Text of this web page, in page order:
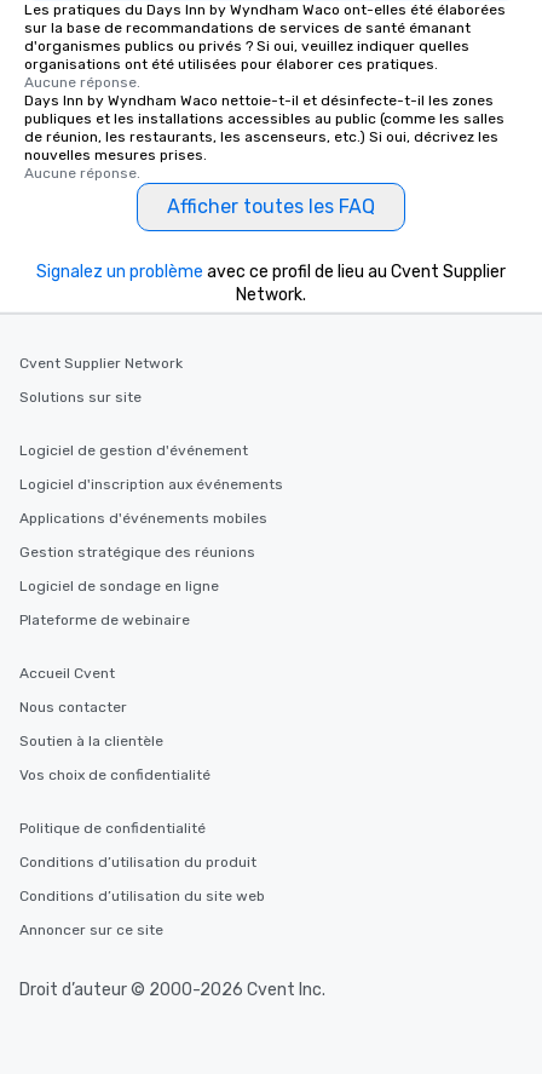
Les pratiques du Days Inn by Wyndham Waco ont-elles été élaborées
sur la base de recommandations de services de santé émanant
d'organismes publics ou privés ? Si oui, veuillez indiquer quelles
organisations ont été utilisées pour élaborer ces pratiques.
Aucune réponse.
Days Inn by Wyndham Waco nettoie-t-il et désinfecte-t-il les zones
publiques et les installations accessibles au public (comme les salles
de réunion, les restaurants, les ascenseurs, etc.) Si oui, décrivez les
nouvelles mesures prises.
Aucune réponse.
Afficher toutes les FAQ
Signalez un problème avec ce profil de lieu au Cvent Supplier
Network.
Cvent Supplier Network
Solutions sur site
Logiciel de gestion d'événement
Logiciel d'inscription aux événements
Applications d'événements mobiles
Gestion stratégique des réunions
Logiciel de sondage en ligne
Plateforme de webinaire
Accueil Cvent
Nous contacter
Soutien à la clientèle
Vos choix de confidentialité
Politique de confidentialité
Conditions d’utilisation du produit
Conditions d’utilisation du site web
Annoncer sur ce site
Droit d’auteur © 2000-2026 Cvent Inc.